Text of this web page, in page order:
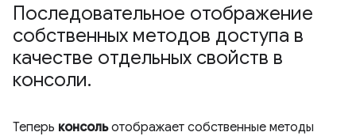
Последовательное отображение
собственных методов доступа в
качестве отдельных свойств в
консоли.
Теперь консольотображает собственные методы